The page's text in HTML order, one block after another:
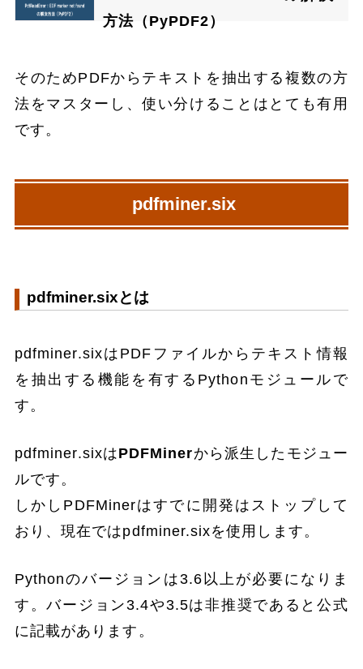
方法（PyPDF2）
そのためPDFからテキストを抽出する複数の方
法をマスターし、使い分けることはとても有用
です。
pdfminer.six
pdfminer.sixとは
pdfminer.sixはPDFファイルからテキスト情報
を抽出する機能を有するPythonモジュールで
す。
pdfminer.sixはPDFMinerから派生したモジュー
ルです。
しかしPDFMinerはすでに開発はストップして
おり、現在ではpdfminer.sixを使用します。
Pythonのバージョンは3.6以上が必要になりま
す。バージョン3.4や3.5は非推奨であると公式
に記載があります。